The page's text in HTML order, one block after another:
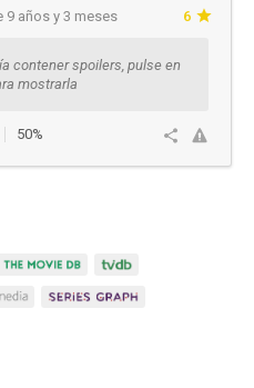
9 años y 3 meses 6
contener spoilers, pulse en
mostrarla
50%